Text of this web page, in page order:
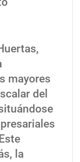
mayores
del
la